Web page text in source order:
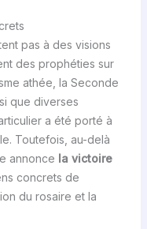
pas à des visions
des prophéties sur
athée, la Seconde
que diverses
a été porté à
Toutefois, au-delà
annonce la victoire
concrets de
du rosaire et la